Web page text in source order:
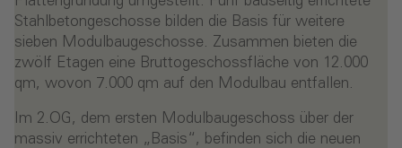
Stahlbetongeschosse bilden die Basis für weitere
sieben Modulbaugeschosse. Zusammen bieten die
zwölf Etagen eine Bruttogeschossfläche von 12.000
qm, wovon 7.000 qm auf den Modulbau entfallen.
Im 2.OG, dem ersten Modulbaugeschoss über der
massiv errichteten „Basis“, befinden sich die neuen